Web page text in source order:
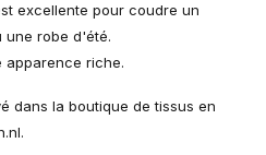
excellente pour coudre un
une robe d'été.
apparence riche.
dans la boutique de tissus en